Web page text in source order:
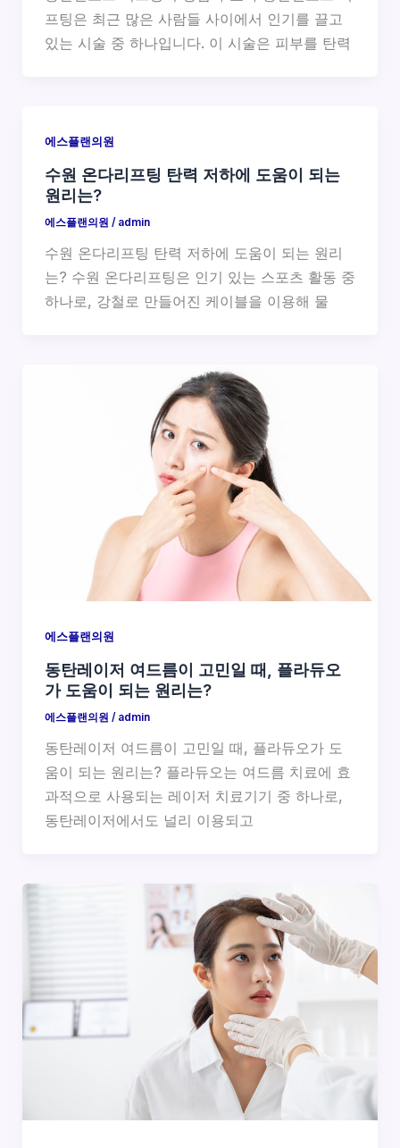
프팅은 최근 많은 사람들 사이에서 인기를 끌고
있는 시술 중 하나입니다. 이 시술은 피부를 탄력
에스플랜의원
수원 온다리프팅 탄력 저하에 도움이 되는
원리는?
에스플랜의원 / admin
수원 온다리프팅 탄력 저하에 도움이 되는 원리
는? 수원 온다리프팅은 인기 있는 스포츠 활동 중
하나로, 강철로 만들어진 케이블을 이용해 물
에스플랜의원
동탄레이저 여드름이 고민일 때, 플라듀오
가 도움이 되는 원리는?
에스플랜의원 / admin
동탄레이저 여드름이 고민일 때, 플라듀오가 도
움이 되는 원리는? 플라듀오는 여드름 치료에 효
과적으로 사용되는 레이저 치료기기 중 하나로,
동탄레이저에서도 널리 이용되고